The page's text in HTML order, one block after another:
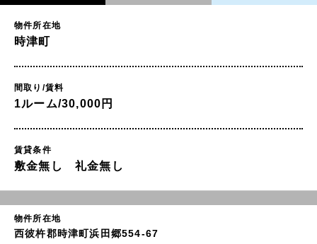
物件所在地
時津町
間取り/賃料
1ルーム/30,000円
賃貸条件
敷金無し 礼金無し
物件所在地
西彼杵郡時津町浜田郷554-67